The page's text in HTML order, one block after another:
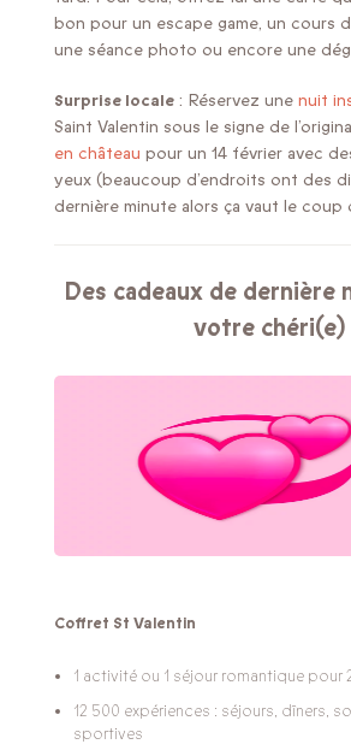
bon pour un escape game, un cours
une séance photo ou encore une
Surprise locale : Réservez une nuit
Saint Valentin sous le signe de
en château pour un 14 février avec
yeux (beaucoup d’endroits ont des
dernière minute alors ça vaut le coup
Des cadeaux de dernière
votre chéri(e)
Coffret St Valentin
1 activité ou 1 séjour romantique pour
12 500 expériences : séjours, dîners,
sportives